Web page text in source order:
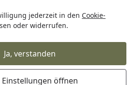
jederzeit in den Cookie-
oder widerrufen.
Ja, verstanden
Einstellungen öffnen
Gartenscheren
an Stängeln und Zweigen
2,5 cm mit Gartenscheren, die sich
Ihrer Hand